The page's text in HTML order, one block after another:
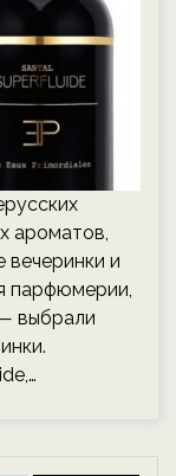
ароматов,
и
парфюмерии,
выбрали